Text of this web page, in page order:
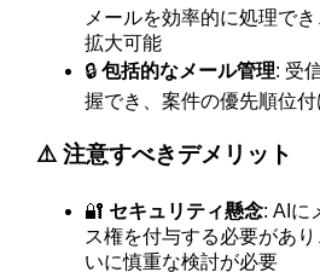
メールを効率的に処理で
拡大可能
🔒包括的なメール管理: 受
握でき、案件の優先順位
⚠️ 注意すべきデメリット
🔐 セキュリティ懸念: AIに
ス権を付与する必要があ
いに慎重な検討が必要